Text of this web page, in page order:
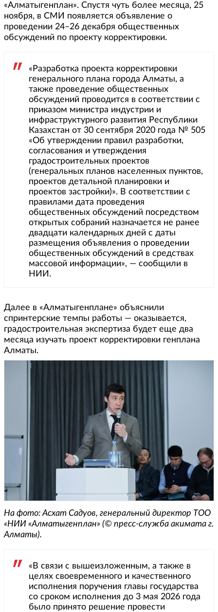
«Алматыгенплан». Спустя чуть более месяца, 25
ноября, в СМИ появляется объявление о
проведении 24–26 декабря общественных
обсуждений по проекту корректировки.
«Разработка проекта корректировки
генерального плана города Алматы, а
также проведение общественных
обсуждений проводится в соответствии с
приказом министра индустрии и
инфраструктурного развития Республики
Казахстан от 30 сентября 2020 года № 505
«Об утверждении правил разработки,
согласования и утверждения
градостроительных проектов
(генеральных планов населенных пунктов,
проектов детальной планировки и
проектов застройки)». В соответствии с
правилами дата проведения
общественных обсуждений посредством
открытых собраний назначается не ранее
двадцати календарных дней с даты
размещения объявления о проведении
общественных обсуждений в средствах
массовой информации», — сообщили в
НИИ.
Далее в «Алматыгенплане» объяснили
спринтерские темпы работы — оказывается,
градостроительная экспертиза будет еще два
месяца изучать проект корректировки генплана
Алматы.
На фото: Асхат Садуов, генеральный директор ТОО
«НИИ «Алматыгенплан» (© пресс-служба акимата г.
Алматы).
«В связи с вышеизложенным, а также в
целях своевременного и качественного
исполнения поручения главы государства
со сроком исполнения до 3 мая 2026 года
было принято решение провести